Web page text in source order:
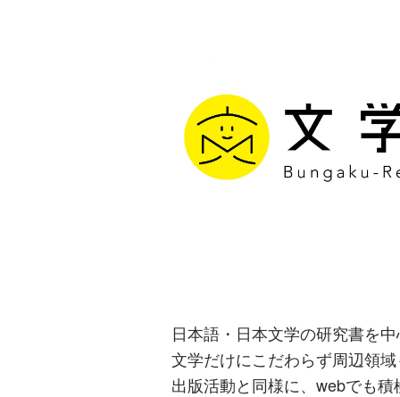
日本語・日本文学の研究書を
文学だけにこだわらず周辺領
出版活動と同様に、webでも